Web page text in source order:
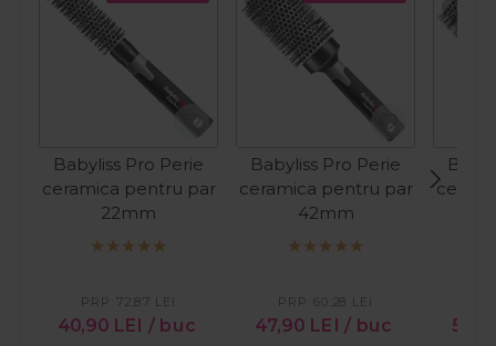
Babyliss Pro Perie
ceramica pentru par
22mm
40,90 LEI / buc
PRP:72,87 LEI
Babyliss Pro Perie
ceramica pentru par
42mm
47,90 LEI / buc
PRP:60,28 LEI